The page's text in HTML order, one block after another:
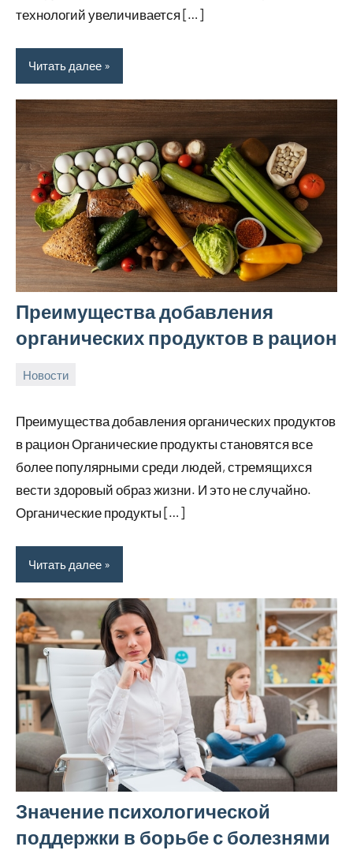
технологий увеличивается […]
Читать далее
Преимущества добавления
органических продуктов в рацион
Новости
2024
Преимущества добавления органических продуктов
в рацион Органические продукты становятся все
более популярными среди людей, стремящихся
вести здоровый образ жизни. И это не случайно.
Органические продукты […]
Читать далее
Значение психологической
поддержки в борьбе с болезнями